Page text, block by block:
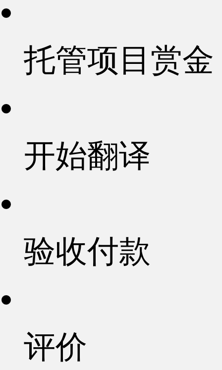
托管项目赏金
开始翻译
验收付款
评价